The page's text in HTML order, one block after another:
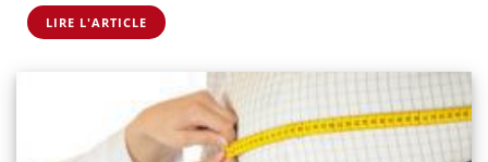
LIRE L'ARTICLE